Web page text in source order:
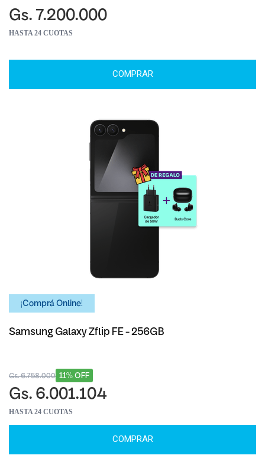
Gs. 7.200.000
HASTA 24 CUOTAS
COMPRAR
¡Comprá Online!
Samsung Galaxy Zflip FE - 256GB
11% OFF
Gs. 6.758.000
Gs. 6.001.104
HASTA 24 CUOTAS
COMPRAR